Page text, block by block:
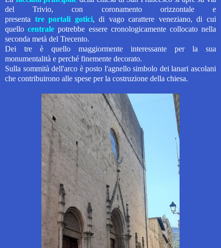
del Trivio,con coronamento orizzontale e
presenta tre portali gotici, di vago carattere veneziano,di cui
quellocentrale potrebbe essere cronologicamente collocato nella
seconda metà del Trecento.
Dei tre è quello maggiormente interessante per la sua
monumentalità e perché finemente decorato.
Sulla sommità dell'arco è posto l'agnello simbolo dei lanari ascolani
che contribuirono alle spese per la costruzione della chiesa.